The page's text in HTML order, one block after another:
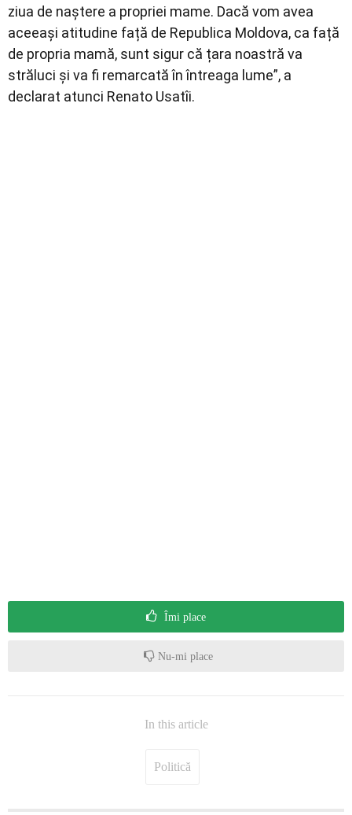
ziua de naștere a propriei mame. Dacă vom avea
aceeași atitudine față de Republica Moldova, ca față
de propria mamă, sunt sigur că țara noastră va
străluci și va fi remarcată în întreaga lume”, a
declarat atunci Renato Usatîi.
Îmi place
Nu-mi place
In this article
Politică